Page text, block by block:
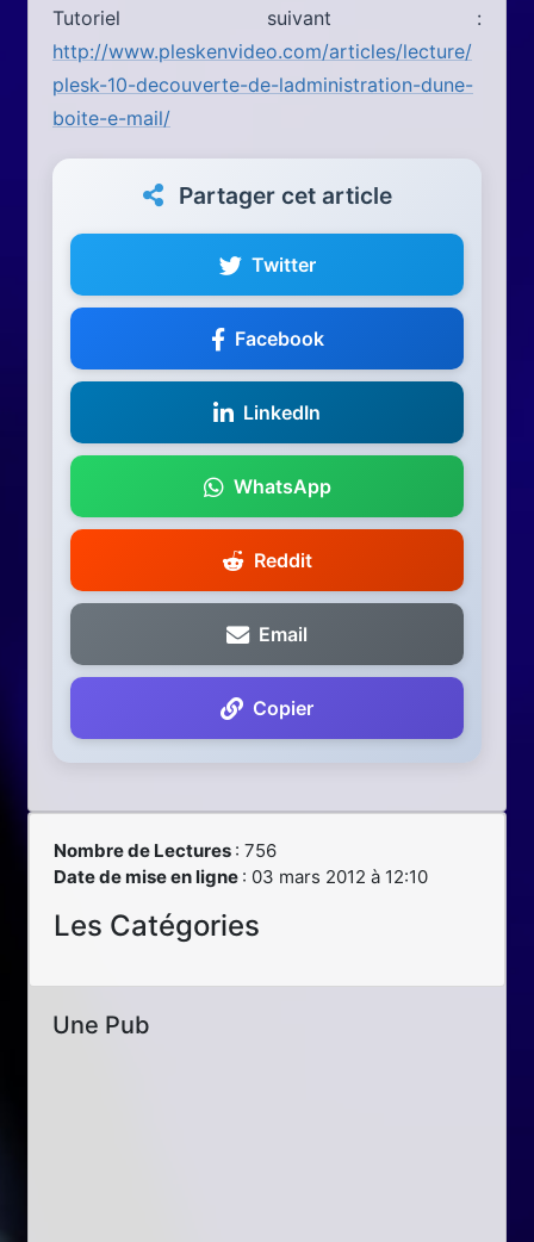
Tutoriel suivant :
http://www.pleskenvideo.com/articles/lecture/
plesk-10-decouverte-de-ladministration-dune-
boite-e-mail/
Partager cet article
Twitter
Facebook
LinkedIn
WhatsApp
Reddit
Email
Copier
Nombre de Lectures : 756
Date de mise en ligne : 03 mars 2012 à 12:10
Les Catégories
Une Pub